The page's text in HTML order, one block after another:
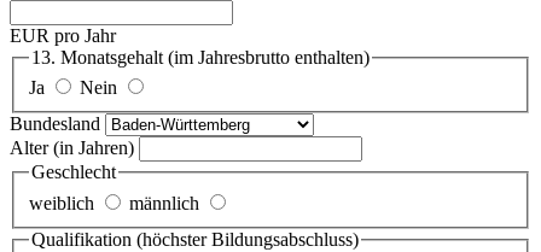
EUR pro Jahr
13. Monatsgehalt (im Jahresbrutto enthalten)
Ja
Nein
Bundesland
Alter(in Jahren)
Geschlecht
weiblich
männlich
Qualifikation (höchster Bildungsabschluss)